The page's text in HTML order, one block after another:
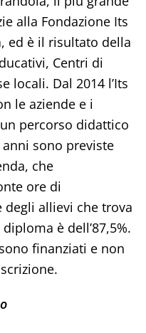
alla Fondazione Its
ed è il risultato della
Centri di
locali. Dal 2014 l’Its
le aziende e i
percorso didattico
sono previste
che
ore di
degli allievi che trova
è dell’87,5%.
finanziati e non